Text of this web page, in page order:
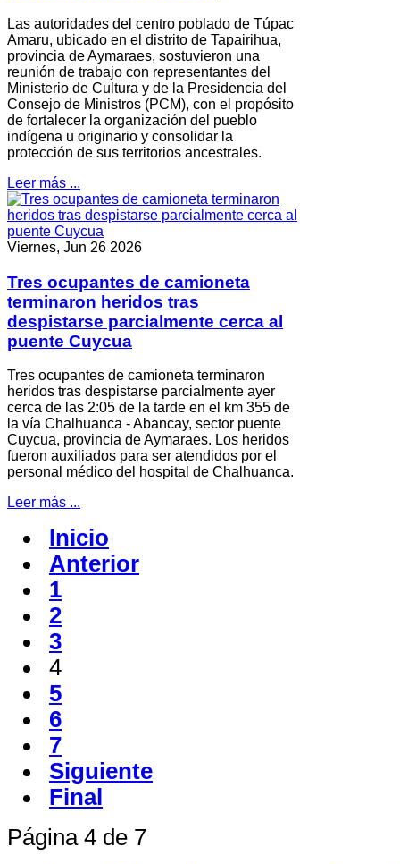
Las autoridades del centro poblado de Túpac
Amaru, ubicado en el distrito de Tapairihua,
provincia de Aymaraes, sostuvieron una
reunión de trabajo con representantes del
Ministerio de Cultura y de la Presidencia del
Consejo de Ministros (PCM), con el propósito
de fortalecer la organización del pueblo
indígena u originario y consolidar la
protección de sus territorios ancestrales.
Leer más ...
Viernes, Jun 26 2026
Tres ocupantes de camioneta
terminaron heridos tras
despistarse parcialmente cerca al
puente Cuycua
Tres ocupantes de camioneta terminaron
heridos tras despistarse parcialmente ayer
cerca de las 2:05 de la tarde en el km 355 de
la vía Chalhuanca - Abancay, sector puente
Cuycua, provincia de Aymaraes. Los heridos
fueron auxiliados para ser atendidos por el
personal médico del hospital de Chalhuanca.
Leer más ...
Inicio
Anterior
1
2
3
4
5
6
7
Siguiente
Final
Página 4 de 7